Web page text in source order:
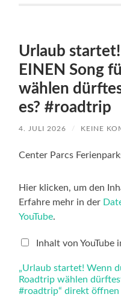
Urlaub
EINEN Song
wählen
es? #roadtrip
4. JULI 2026 / KEINE
Center Parcs
„Urlaub
Wenn
du
Song
den
Roadtrip
wählen
dürftest
Hier klicken, um den
Erfahre mehr in der
YouTube.
Inhalt von YouTube
„Urlaub startet! Wenn
Roadtrip wählen
#roadtrip“ direkt öffnen